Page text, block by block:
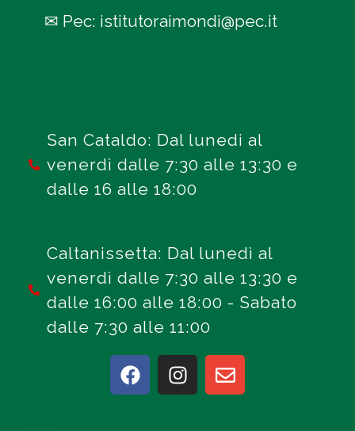
✉ Pec: istitutoraimondi@pec.it
San Cataldo: Dal lunedi al
venerdì dalle 7:30 alle 13:30 e
dalle 16 alle 18:00
Caltanissetta: Dal lunedì al
venerdì dalle 7:30 alle 13:30 e
dalle 16:00 alle 18:00 - Sabato
dalle 7:30 alle 11:00